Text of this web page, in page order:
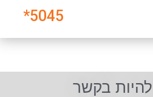
5045
*
בקשר